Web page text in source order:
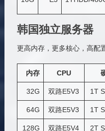
韩国独立服务器
更高内存，更多核心，高配
内存 CPU
32G 双路E5V3 1T
64G 双路E5V3 1T
128G 双路E5V4 2T